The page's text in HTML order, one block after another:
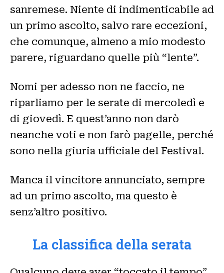
sanremese. Niente di indimenticabile ad
un primo ascolto, salvo rare eccezioni,
che comunque, almeno a mio modesto
parere, riguardano quelle più “lente”.
Nomi per adesso non ne faccio, ne
riparliamo per le serate di mercoledì e
di giovedì. E quest’anno non darò
neanche voti e non farò pagelle, perché
sono nella giuria ufficiale del Festival.
Manca il vincitore annunciato, sempre
ad un primo ascolto, ma questo è
senz’altro positivo.
La classifica della serata